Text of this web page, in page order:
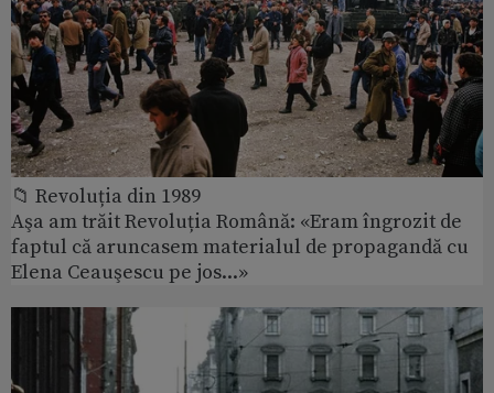
📁 Revoluția din 1989
Aşa am trăit Revoluția Română: «Eram îngrozit de
faptul că aruncasem materialul de propagandă cu
Elena Ceauşescu pe jos...»